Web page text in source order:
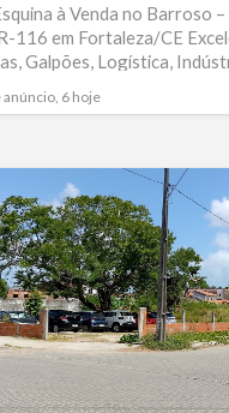
à Venda no Barroso –
116 em Fortaleza/CE
Galpões, Logística,
6 hoje